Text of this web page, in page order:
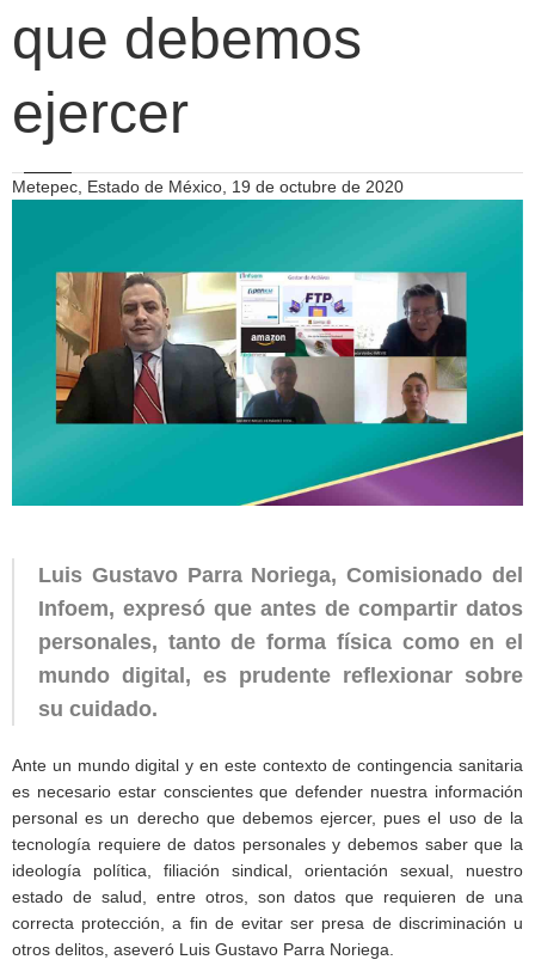
que debemos
ejercer
Metepec, Estado de México, 19 de octubre de 2020
Luis Gustavo Parra Noriega, Comisionado del
Infoem, expresó que antes de compartir datos
personales, tanto de forma física como en el
mundo digital, es prudente reflexionar sobre
su cuidado.
Ante un mundo digital y en este contexto de contingencia sanitaria
es necesario estar conscientes que defender nuestra información
personal es un derecho que debemos ejercer, pues el uso de la
tecnología requiere de datos personales y debemos saber que la
ideología política, filiación sindical, orientación sexual, nuestro
estado de salud, entre otros, son datos que requieren de una
correcta protección, a fin de evitar ser presa de discriminación u
otros delitos, aseveró Luis Gustavo Parra Noriega.